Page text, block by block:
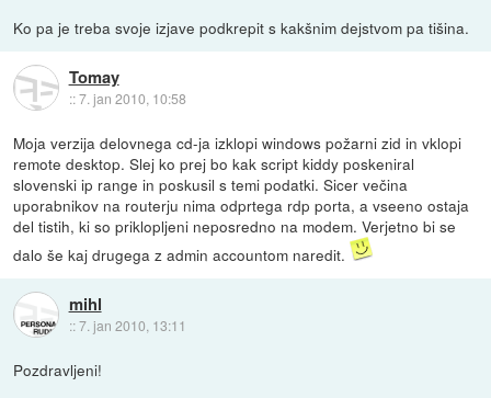
Ko pa je treba svoje izjave podkrepit s kakšnim dejstvom pa tišina.
Tomay
::7. jan 2010, 10:58
Moja verzija delovnega cd-ja izklopi windows požarni zid in vklopi
remote desktop. Slej ko prej bo kak script kiddy poskeniral
slovenski ip range in poskusil s temi podatki. Sicer večina
uporabnikov na routerju nima odprtega rdp porta, a vseeno ostaja
del tistih, ki so priklopljeni neposredno na modem. Verjetno bi se
dalo še kaj drugega z admin accountom naredit.
mihl
::7. jan 2010, 13:11
Pozdravljeni!